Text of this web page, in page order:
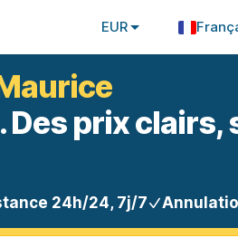
EUR
Des prix clairs,
24h/24, 7j/7